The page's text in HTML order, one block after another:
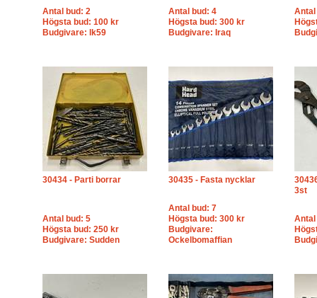
Antal bud: 2
Högsta bud: 100 kr
Budgivare: lk59
Antal bud: 4
Högsta bud: 300 kr
Budgivare: Iraq
Antal
30434 - Parti borrar
Antal bud: 5
Högsta bud: 250 kr
Budgivare: Sudden
30435 - Fasta nycklar
Antal bud: 7
Högsta bud: 300 kr
Budgivare:
Ockelbomaffian
3st
Antal